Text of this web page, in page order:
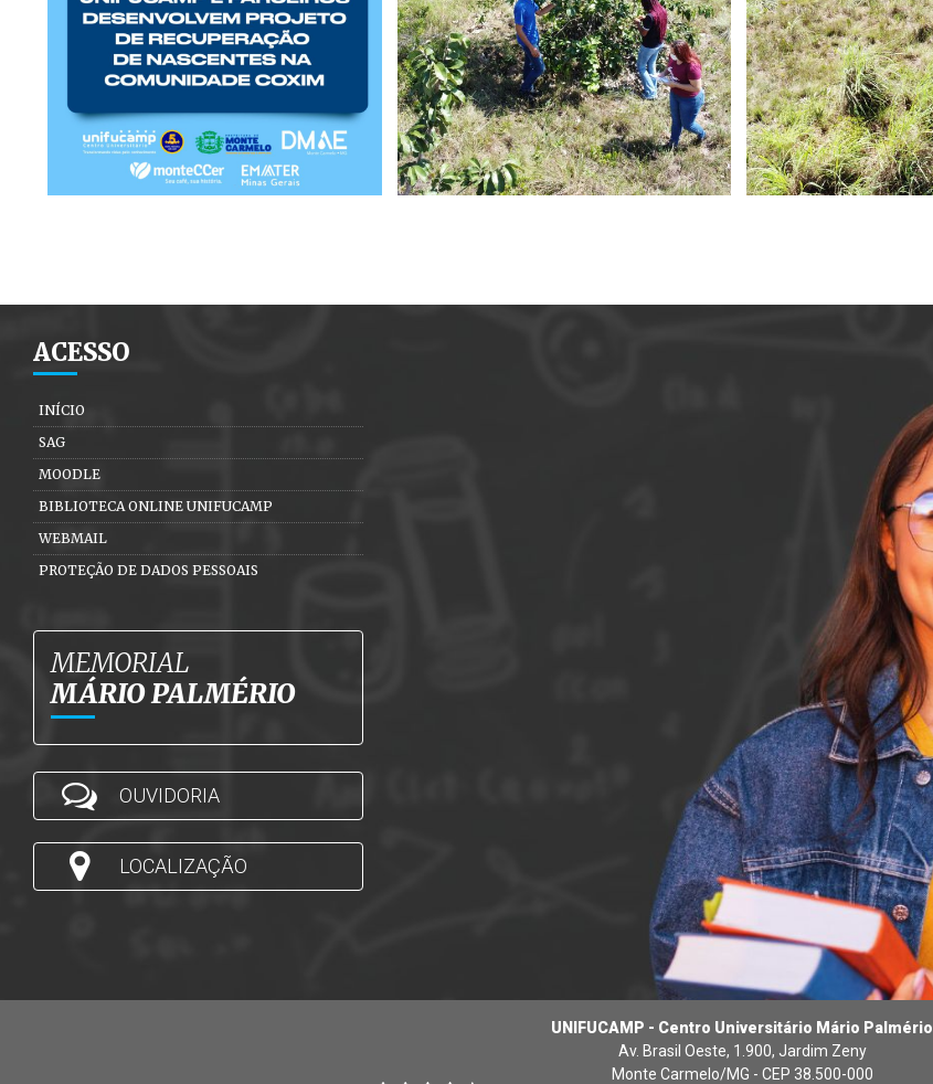
ACESSO
INÍCIO
SAG
MOODLE
BIBLIOTECA ONLINE UNIFUCAMP
WEBMAIL
PROTEÇÃO DE DADOS PESSOAIS
MEMORIAL
MÁRIO PALMÉRIO
OUVIDORIA
LOCALIZAÇÃO
UNIFUCAMP - Centro Universitário Mário Palmério
Av. Brasil Oeste, 1.900, Jardim Zeny
Monte Carmelo/MG - CEP 38.500-000